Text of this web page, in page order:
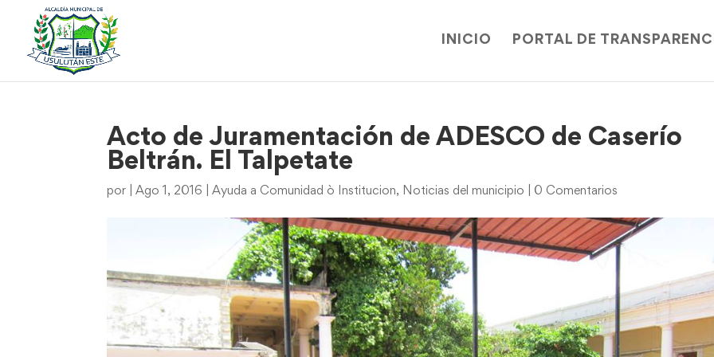
INICIO PORTAL DE
Acto de Juramentación de ADESCO de Caserío
Beltrán. El Talpetate
por |Ago 1, 2016 |Ayuda a Comunidad ò Institucion, Noticias del municipio 0 Comentarios